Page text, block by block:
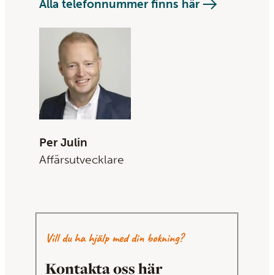
Alla telefonnummer finns här
Per Julin
Affärsutvecklare
Vill du ha hjälp med din bokning?
Kontakta oss här